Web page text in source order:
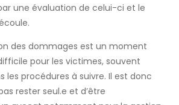
une évaluation de celui-ci et le
des dommages est un moment
pour les victimes, souvent
les procédures à suivre. Il est donc
rester seul.e et d’être